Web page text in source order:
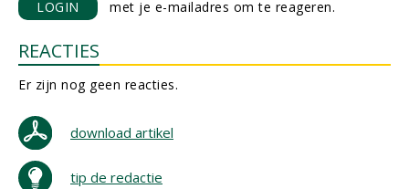
LOGIN met je e-mailadres om te reageren.
REACTIES
Er zijn nog geen reacties.
download artikel
tip de redactie